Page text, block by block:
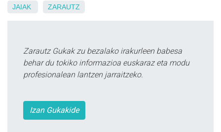
JAIAK ZARAUTZ
Zarautz Gukak zu bezalako irakurleen babesa
behar du tokiko informazioa euskaraz eta modu
profesionalean lantzen jarraitzeko.
Izan Gukakide